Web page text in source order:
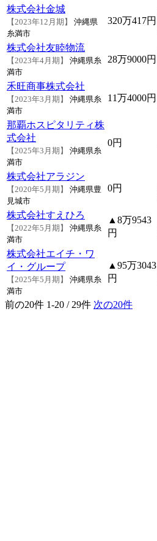
株式会社金城
【2023年12月期】
沖縄県
糸満市
320万417円
株式会社友睦物流
【2023年4月期】
沖縄県糸
満市
28万9000円
禾旺商事株式会社
【2023年3月期】
沖縄県糸
満市
11万4000円
那覇ホスピタリティ株
式会社
【2025年3月期】
沖縄県糸
満市
0円
株式会社アラジン
【2020年5月期】
沖縄県豊
見城市
0円
株式会社すえひろ
【2022年5月期】
沖縄県糸
満市
▲8万9543
円
株式会社エイチ・ワ
イ・グループ
【2025年5月期】
沖縄県糸
満市
▲95万3043
円
前の20件 1-20 / 29件 次の20件